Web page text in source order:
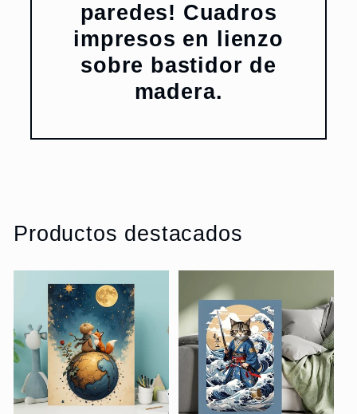
paredes! Cuadros
impresos en lienzo
sobre bastidor de
madera.
Productos destacados